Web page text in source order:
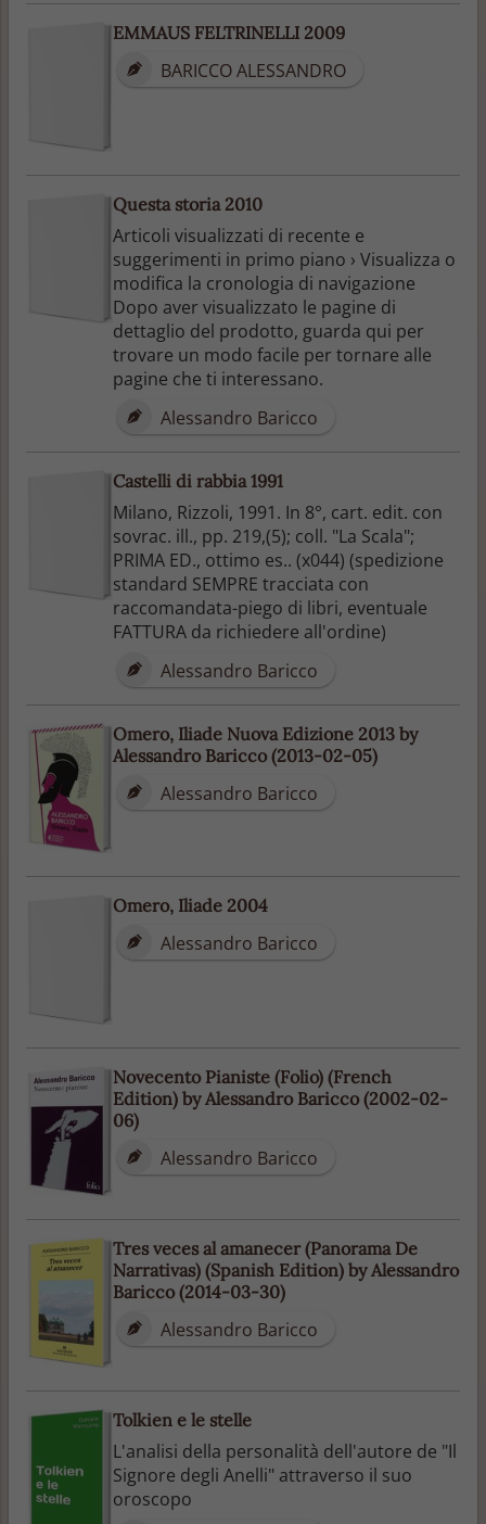
EMMAUS FELTRINELLI 2009
BARICCO ALESSANDRO
Questa storia 2010
Articoli visualizzati di recente e
suggerimenti in primo piano › Visualizza o
modifica la cronologia di navigazione
Dopo aver visualizzato le pagine di
dettaglio del prodotto, guarda qui per
trovare un modo facile per tornare alle
pagine che ti interessano.
Alessandro Baricco
Castelli di rabbia 1991
Milano, Rizzoli, 1991. In 8°, cart. edit. con
sovrac. ill., pp. 219,(5); coll. "La Scala";
PRIMA ED., ottimo es.. (x044) (spedizione
standard SEMPRE tracciata con
raccomandata-piego di libri, eventuale
FATTURA da richiedere all'ordine)
Alessandro Baricco
Omero, Iliade Nuova Edizione 2013 by
Alessandro Baricco (2013-02-05)
Alessandro Baricco
Omero, Iliade 2004
Alessandro Baricco
Novecento Pianiste (Folio) (French
Edition) by Alessandro Baricco (2002-02-
06)
Alessandro Baricco
Tres veces al amanecer (Panorama De
Narrativas) (Spanish Edition) by Alessandro
Baricco (2014-03-30)
Alessandro Baricco
Tolkien e le stelle
L'analisi della personalità dell'autore de "Il
Signore degli Anelli" attraverso il suo
oroscopo